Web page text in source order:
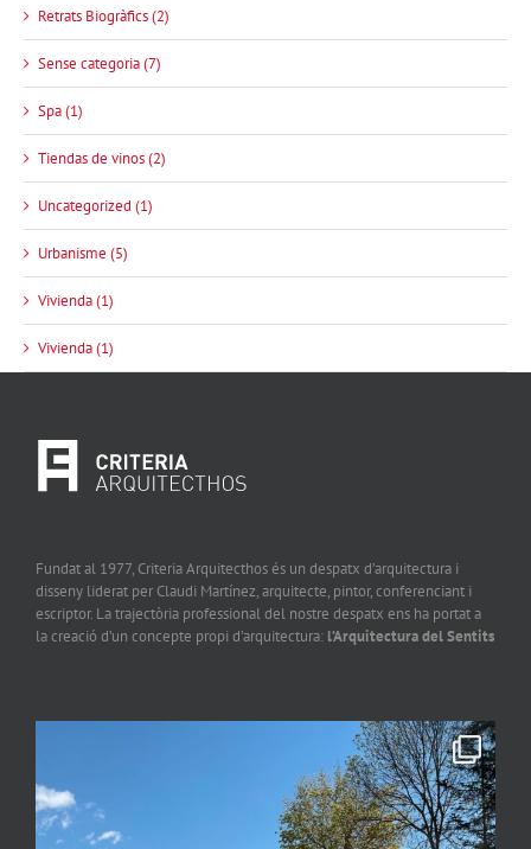
Retrats Biogràfics (2)
Sense categoria (7)
Spa (1)
Tiendas de vinos (2)
Uncategorized (1)
Urbanisme (5)
Vivienda (1)
Vivienda (1)
Fundat al 1977, Criteria Arquitecthos és un despatx d’arquitectura i
disseny liderat per Claudi Martínez, arquitecte, pintor, conferenciant i
escriptor. La trajectòria professional del nostre despatx ens ha portat a
la creació d’un concepte propi d’arquitectura: l’Arquitectura del Sentits